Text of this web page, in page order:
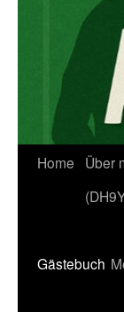
Home
Über
Gästebuch